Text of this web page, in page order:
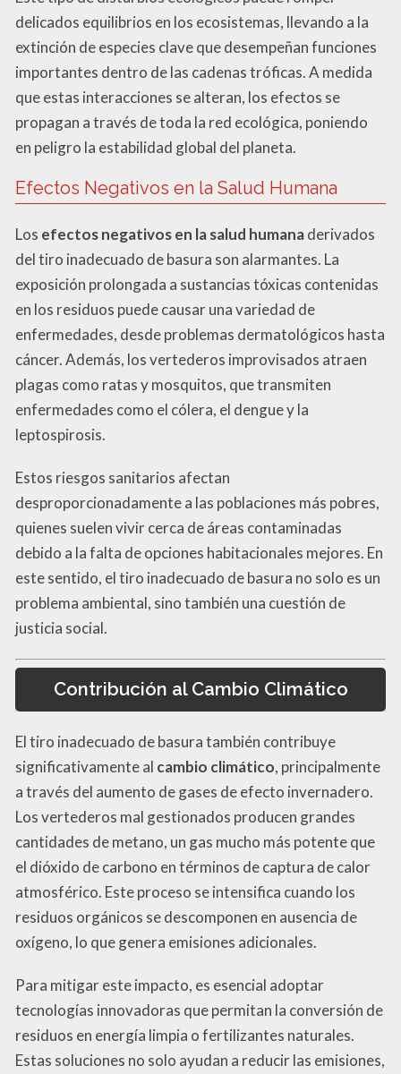
delicados equilibrios en los ecosistemas, llevando a la
extinción de especies clave que desempeñan funciones
importantes dentro de las cadenas tróficas. A medida
que estas interacciones se alteran, los efectos se
propagan a través de toda la red ecológica, poniendo
en peligro la estabilidad global del planeta.
Efectos Negativos en la Salud Humana
Los efectos negativos en la salud humanaderivados
del tiro inadecuado de basura son alarmantes. La
exposición prolongada a sustancias tóxicas contenidas
en los residuos puede causar una variedad de
enfermedades, desde problemas dermatológicos hasta
cáncer. Además, los vertederos improvisados atraen
plagas como ratas y mosquitos, que transmiten
enfermedades como el cólera, el dengue y la
leptospirosis.
Estos riesgos sanitarios afectan
desproporcionadamente a las poblaciones más pobres,
quienes suelen vivir cerca de áreas contaminadas
debido a la falta de opciones habitacionales mejores. En
este sentido, el tiro inadecuado de basura no solo es un
problema ambiental, sino también una cuestión de
justicia social.
Contribución al Cambio Climático
El tiro inadecuado de basura también contribuye
significativamente al cambio climático, principalmente
a través del aumento de gases de efecto invernadero.
Los vertederos mal gestionados producen grandes
cantidades de metano, un gas mucho más potente que
el dióxido de carbono en términos de captura de calor
atmosférico. Este proceso se intensifica cuando los
residuos orgánicos se descomponen en ausencia de
oxígeno, lo que genera emisiones adicionales.
Para mitigar este impacto, es esencial adoptar
tecnologías innovadoras que permitan la conversión de
residuos en energía limpia o fertilizantes naturales.
Estas soluciones no solo ayudan a reducir las emisiones,